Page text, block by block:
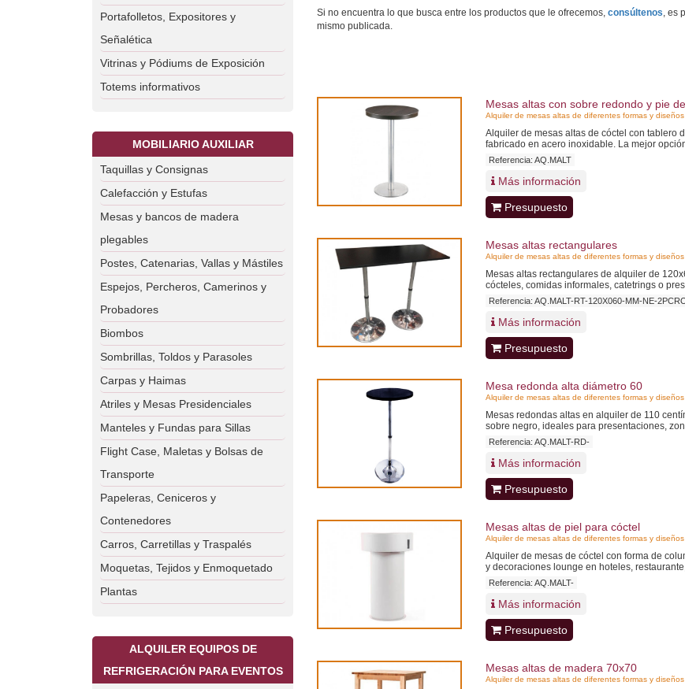
Portafolletos, Expositores y
Señalética
Vitrinas y Pódiums de Exposición
Totems informativos
MOBILIARIO AUXILIAR
Taquillas y Consignas
Calefacción y Estufas
Mesas y bancos de madera
plegables
Postes, Catenarias, Vallas y Mástiles
Espejos, Percheros, Camerinos y
Probadores
Biombos
Sombrillas, Toldos y Parasoles
Carpas y Haimas
Atriles y Mesas Presidenciales
Manteles y Fundas para Sillas
Flight Case, Maletas y Bolsas de
Transporte
Papeleras, Ceniceros y
Contenedores
Carros, Carretillas y Traspalés
Moquetas, Tejidos y Enmoquetado
Plantas
ALQUILER EQUIPOS DE
REFRIGERACIÓN PARA EVENTOS
Si no encuentra lo que busca entre los productos que le ofrecemos, consúltenos, es
mismo publicada.
Mesas altas con sobre redondo y pie
Alquiler de mesas altas de diferentes formas y diseños
Alquiler de mesas altas de cóctel con tablero
fabricado en acero inoxidable. La mejor
Referencia: AQ.MALT
Más información
Presupuesto
Mesas altas rectangulares
Alquiler de mesas altas de diferentes formas y diseños
Mesas altas rectangulares de alquiler de
cócteles, comidas informales, catetrings o
Referencia: AQ.MALT-RT-120X060-MM-NE-
Más información
Presupuesto
Mesa redonda alta diámetro 60
Alquiler de mesas altas de diferentes formas y diseños
Mesas redondas altas en alquiler de 110
sobre negro, ideales para presentaciones,
Referencia: AQ.MALT-RD-
Más información
Presupuesto
Mesas altas de piel para cóctel
Alquiler de mesas altas de diferentes formas y diseños
Alquiler de mesas de cóctel con forma de
y decoraciones lounge en hoteles,
Referencia: AQ.MALT-
Más información
Presupuesto
Mesas altas de madera 70x70
Alquiler de mesas altas de diferentes formas y diseños